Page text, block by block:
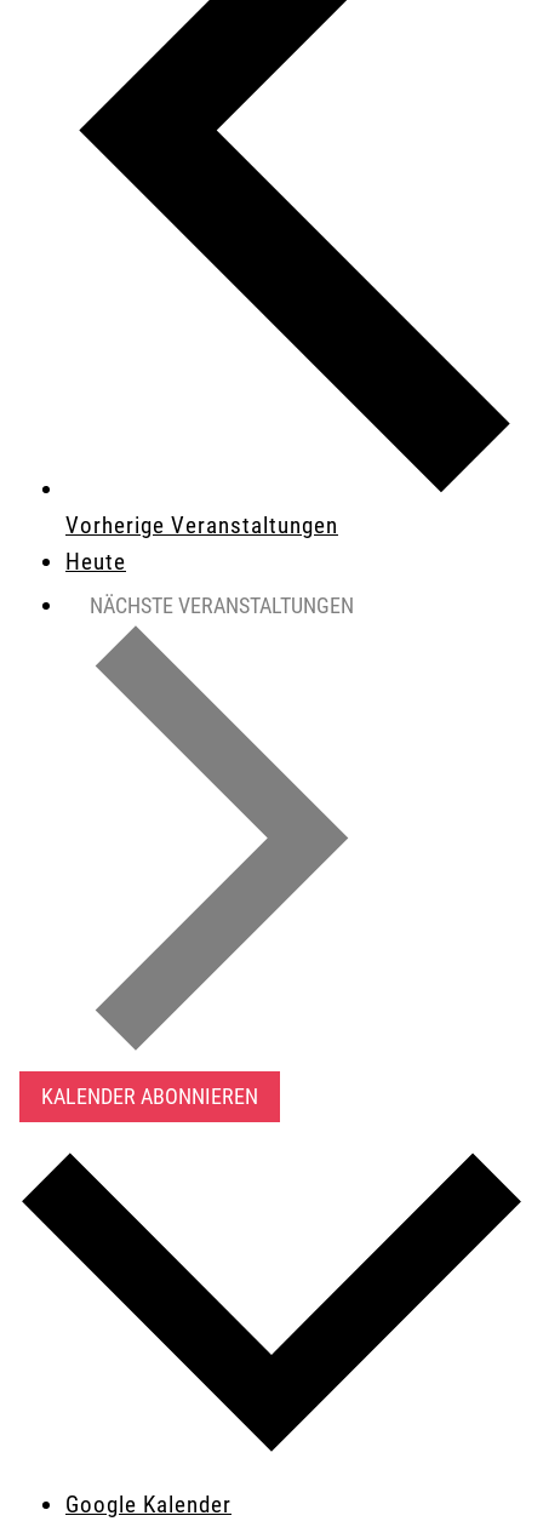
Vorherige Veranstaltungen
Heute
NÄCHSTE VERANSTALTUNGEN
KALENDER ABONNIEREN
Google Kalender